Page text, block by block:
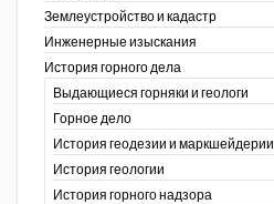
Землеустройство и кадастр
Инженерные изыскания
История горного дела
Выдающиеся горняки и геологи
Горное дело
История геодезии и маркшейдерии
История геологии
История горного надзора